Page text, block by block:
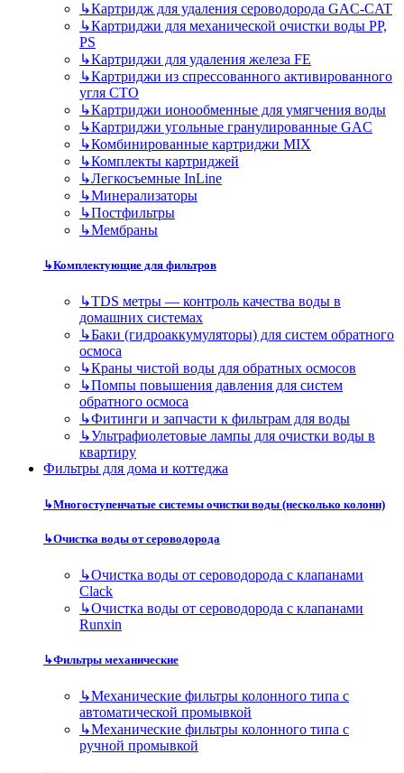
↳Картридж для удаления сероводорода GAC-CAT
↳Картриджи для механической очистки воды PP,
PS
↳Картриджи для удаления железа FE
↳Картриджи из спрессованного активированного
угля CTO
↳Картриджи ионообменные для умягчения воды
↳Картриджи угольные гранулированные GAC
↳Комбинированные картриджи MIX
↳Комплекты картриджей
↳Легкосъемные InLine
↳Минерализаторы
↳Постфильтры
↳Мембраны
↳Комплектующие для фильтров
↳TDS метры — контроль качества воды в
домашних системах
↳Баки (гидроаккумуляторы) для систем обратного
осмоса
↳Краны чистой воды для обратных осмосов
↳Помпы повышения давления для систем
обратного осмоса
↳Фитинги и запчасти к фильтрам для воды
↳Ультрафиолетовые лампы для очистки воды в
квартиру
Фильтры для дома и коттеджа
↳Многоступенчатые системы очистки воды (несколько колонн)
↳Очистка воды от сероводорода
↳Очистка воды от сероводорода с клапанами
Clack
↳Очистка воды от сероводорода с клапанами
Runxin
↳Фильтры механические
↳Механические фильтры колонного типа с
автоматической промывкой
↳Механические фильтры колонного типа с
ручной промывкой